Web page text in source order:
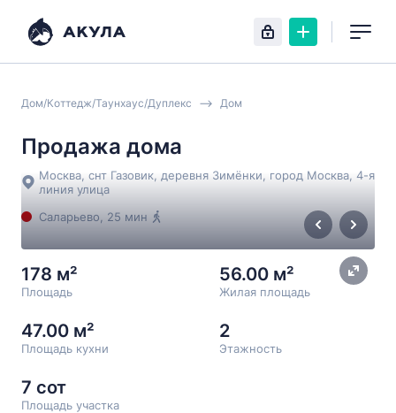
Дом/Коттедж/Таунхаус/Дуплекс Дом
Продажа дома
Москва, снт Газовик, деревня Зимёнки, город Москва, 4-я
линия улица
Саларьево, 25 мин
178 м²
Площадь
56.00 м²
Жилая площадь
47.00 м²
Площадь кухни
2
Этажность
7 сот
Площадь участка